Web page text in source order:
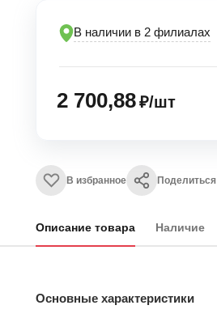
В наличии в 2 филиалах
2 700,88₽/шт
В избранное Поделиться
Описание товара Наличие
Основные характеристики